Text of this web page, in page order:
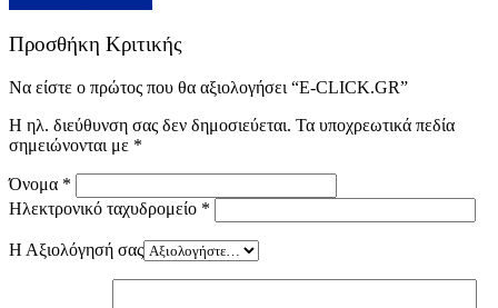
Προσθήκη Κριτικής
Να είστε ο πρώτος που θα αξιολογήσει “E-CLICK.GR”
Η ηλ. διεύθυνση σας δεν δημοσιεύεται. Τα υποχρεωτικά πεδία
σημειώνονται με *
Όνομα *
Ηλεκτρονικό ταχυδρομείο *
Η Αξιολόγησή σας